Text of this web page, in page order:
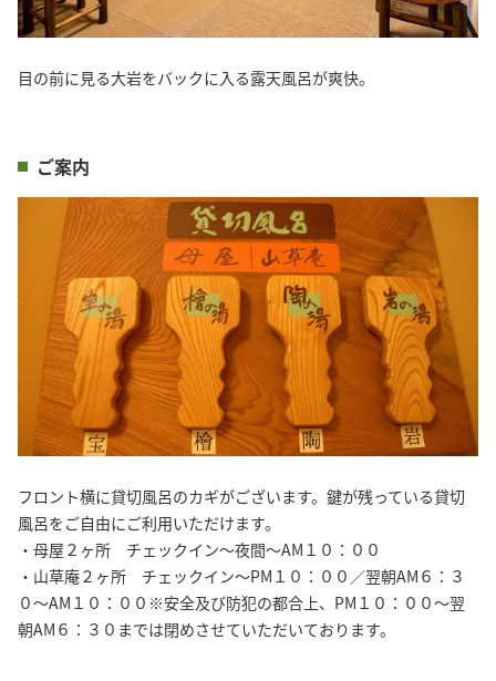
目の前に見る大岩をバックに入る露天風呂が爽快。
ご案内
フロント横に貸切風呂のカギがございます。鍵が残っている貸切
風呂をご自由にご利用いただけます。
・母屋２ヶ所 チェックイン～夜間～AM１０：００
・山草庵２ヶ所 チェックイン～PM１０：００／翌朝AM６：３
０～AM１０：００※安全及び防犯の都合上、PM１０：００～翌
朝AM６：３０までは閉めさせていただいております。